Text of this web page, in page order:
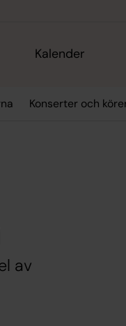
Kalender
Konserter och
av